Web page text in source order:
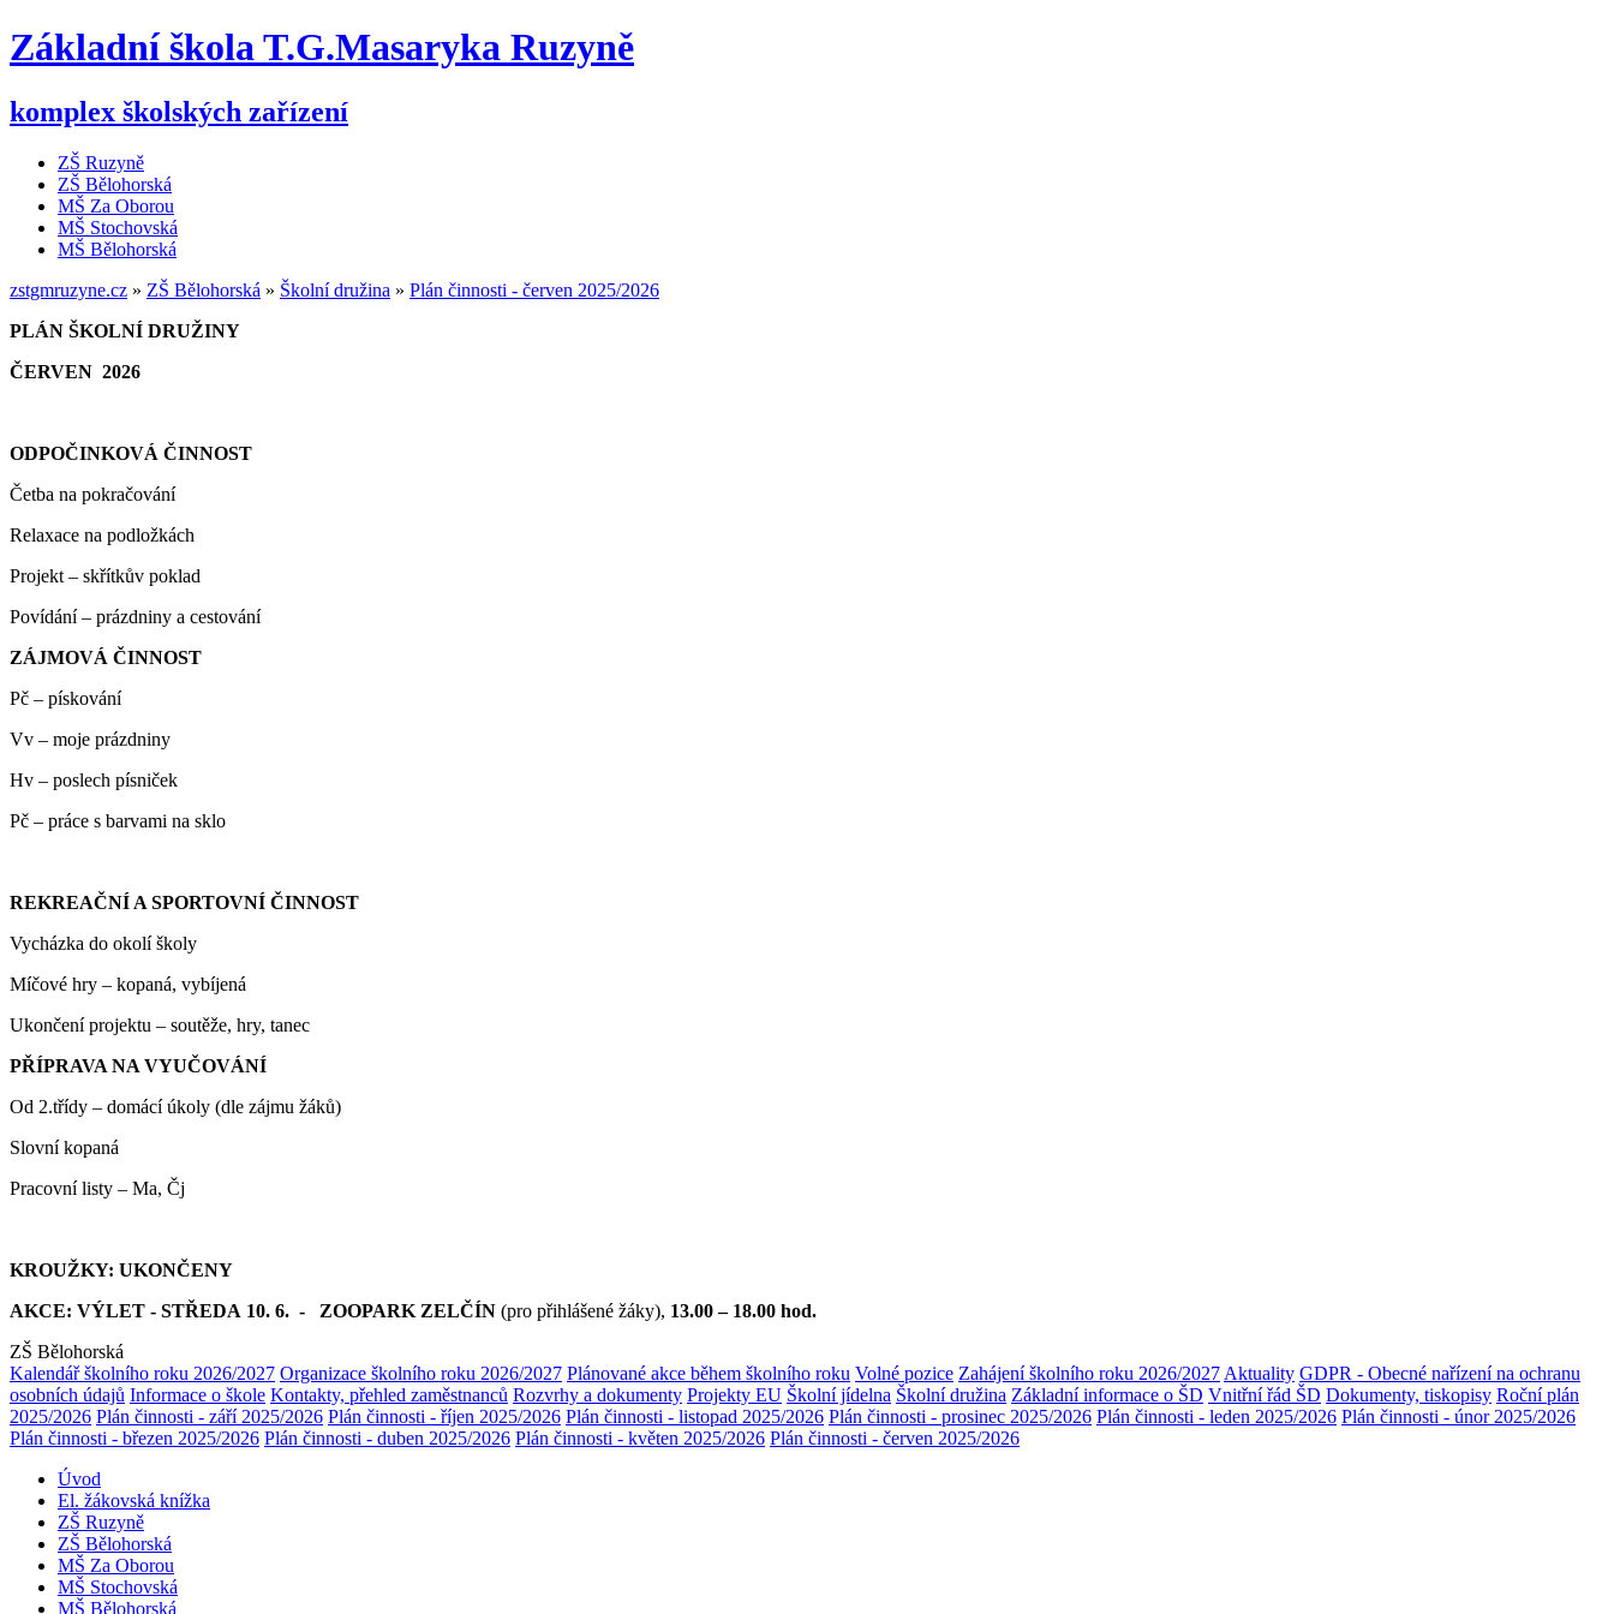
Základní škola T.G.Masaryka Ruzyně
komplex školských zařízení
ZŠ Ruzyně
ZŠ Bělohorská
MŠ Za Oborou
MŠ Stochovská
MŠ Bělohorská
zstgmruzyne.cz » ZŠ Bělohorská » Školní družina » Plán činnosti - červen 2025/2026
PLÁN ŠKOLNÍ DRUŽINY
ČERVEN 2026
ODPOČINKOVÁ ČINNOST
Četba na pokračování
Relaxace na podložkách
Projekt – skřítkův poklad
Povídání – prázdniny a cestování
ZÁJMOVÁ ČINNOST
Pč – pískování
Vv – moje prázdniny
Hv – poslech písniček
Pč – práce s barvami na sklo
REKREAČNÍ A SPORTOVNÍ ČINNOST
Vycházka do okolí školy
Míčové hry – kopaná, vybíjená
Ukončení projektu – soutěže, hry, tanec
PŘÍPRAVA NA VYUČOVÁNÍ
Od 2.třídy – domácí úkoly (dle zájmu žáků)
Slovní kopaná
Pracovní listy – Ma, Čj
KROUŽKY: UKONČENY
AKCE: VÝLET - STŘEDA 10. 6. - ZOOPARK ZELČÍN (pro přihlášené žáky), 13.00 – 18.00 hod.
ZŠ Bělohorská
Kalendář školního roku 2026/2027 Organizace školního roku 2026/2027 Plánované akce během školního roku Volné pozice Zahájení školního roku 2026/2027 Aktuality GDPR - Obecné nařízení na ochranu
osobních údajů Informace o škole Kontakty, přehled zaměstnanců Rozvrhy a dokumenty Projekty EU Školní jídelna Školní družina Základní informace o ŠD Vnitřní řád ŠD Dokumenty, tiskopisy Roční plán
2025/2026 Plán činnosti - září 2025/2026 Plán činnosti - říjen 2025/2026 Plán činnosti - listopad 2025/2026 Plán činnosti - prosinec 2025/2026 Plán činnosti - leden 2025/2026 Plán činnosti - únor 2025/2026
Plán činnosti - březen 2025/2026 Plán činnosti - duben 2025/2026 Plán činnosti - květen 2025/2026 Plán činnosti - červen 2025/2026
Úvod
El. žákovská knížka
ZŠ Ruzyně
ZŠ Bělohorská
MŠ Za Oborou
MŠ Stochovská
MŠ Bělohorská